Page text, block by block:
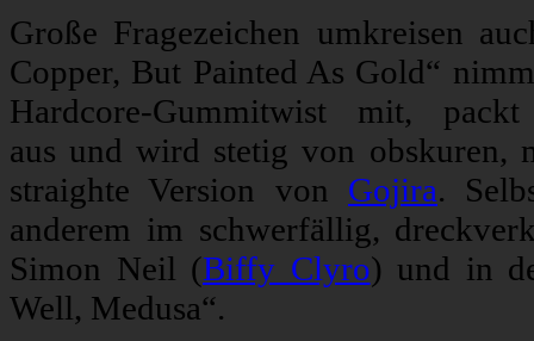
Große Fragezeichen umkreisen
Copper, But Painted As Gold“
Hardcore-Gummitwist mit,
aus und wird stetig von obskuren,
straighte Version von Gojira.
anderem im schwerfällig,
Simon Neil (Biffy Clyro) und in
Well, Medusa“.